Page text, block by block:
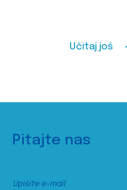
Učitaj još
Pitajte nas